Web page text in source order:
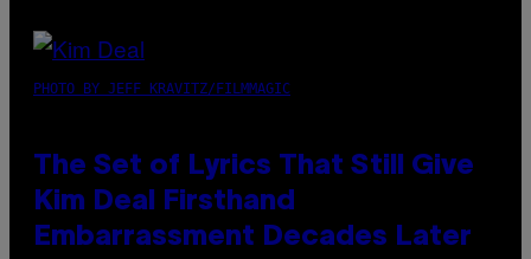
PHOTO BY JEFF KRAVITZ/FILMMAGIC
The Set of Lyrics That Still Give
Kim Deal Firsthand
Embarrassment Decades Later